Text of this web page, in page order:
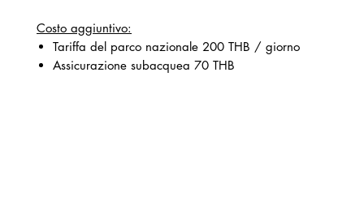
Costo aggiuntivo:
Tariffa del parco nazionale 200 THB / giorno
Assicurazione subacquea 70 THB